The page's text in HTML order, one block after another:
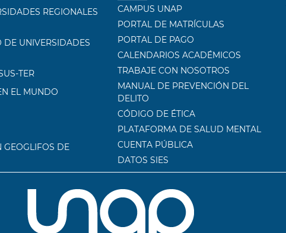
REGIONALES
DE UNIVERSIDADES
TER
EL MUNDO
GEOGLIFOS DE
CAMPUS UNAP
PORTAL DE MATRÍCULAS
PORTAL DE PAGO
CALENDARIOS ACADÉMICOS
TRABAJE CON NOSOTROS
MANUAL DE PREVENCIÓN DEL
DELITO
CÓDIGO DE ÉTICA
PLATAFORMA DE SALUD MENTAL
CUENTA PÚBLICA
DATOS SIES